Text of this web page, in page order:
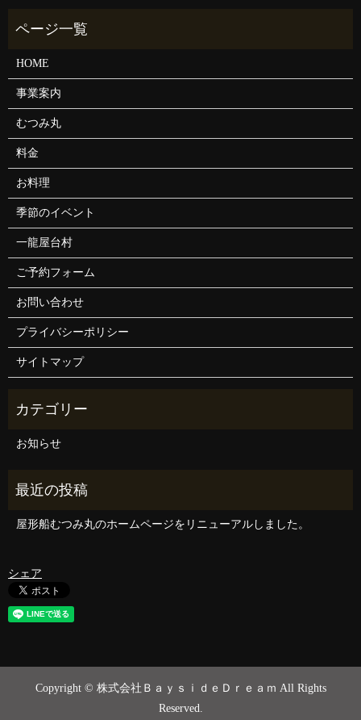
HOME
事業案内
むつみ丸
料金
お料理
季節のイベント
一龍屋台村
ご予約フォーム
お問い合わせ
プライバシーポリシー
サイトマップ
お知らせ
屋形船むつみ丸のホームページをリニューアルしました。
シェア
Copyright © 株式会社ＢａｙｓｉｄｅＤｒｅａｍ All Rights
Reserved.